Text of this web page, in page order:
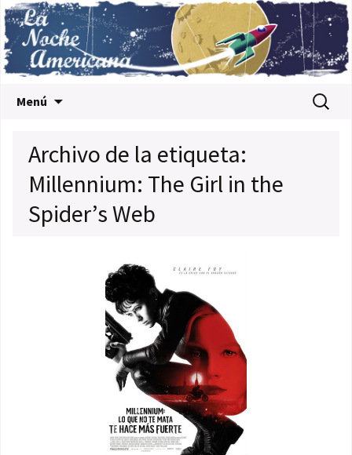
Menú Buscar:
Archivo de la etiqueta:
Millennium: The Girl in the
Spider’s Web